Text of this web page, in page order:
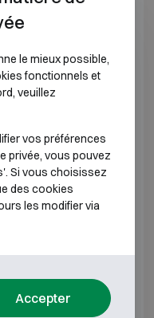
poignée ou
D2
extérieures (mm)
L555 P490
L555 P490
L655 P571
L655 P571
le mieux possible,
fonctionnels et
veuillez
vos préférences
privée, vous pouvez
Si vous choisissez
des cookies
les modifier via
Accepter